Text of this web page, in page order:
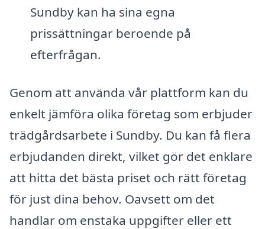
Sundby kan ha sina egna
prissättningar beroende på
efterfrågan.
Genom att använda vår plattform kan du
enkelt jämföra olika företag som erbjuder
trädgårdsarbete i Sundby. Du kan få flera
erbjudanden direkt, vilket gör det enklare
att hitta det bästa priset och rätt företag
för just dina behov. Oavsett om det
handlar om enstaka uppgifter eller ett